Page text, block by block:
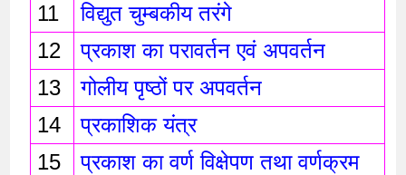
11
विद्युत चुम्बकीय तरंगे
12
प्रकाश का परावर्तन एवं अपवर्तन
13
गोलीय पृष्ठों पर अपवर्तन
14
प्रकाशिक यंत्र
15
प्रकाश का वर्ण विक्षेपण तथा वर्णक्रम